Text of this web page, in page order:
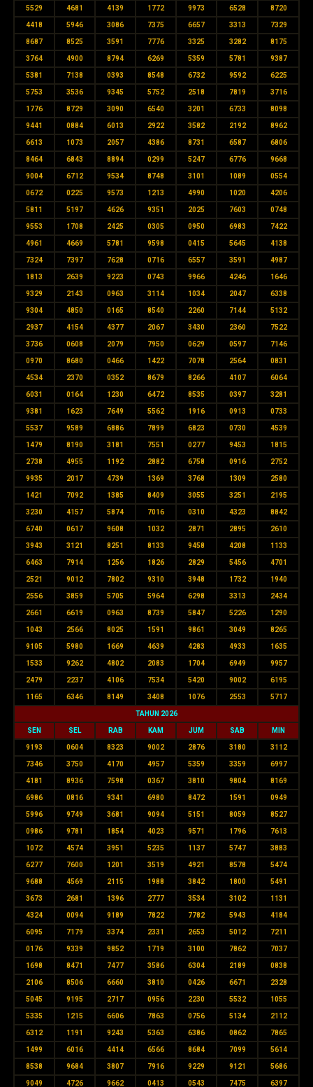
5529 4681 4139 1772 9973 6528 8720
4418 5946 3086 7375 6657 3313 7329
8687 8525 3591 7776 3325 3282 8175
3764 4900 8794 6269 5359 5781 9387
5381 7138 0393 8548 6732 9592 6225
5753 3536 9345 5752 2518 7819 3716
1776 8729 3090 6540 3201 6733 8098
9441 0884 6013 2922 3582 2192 8962
6613 1073 2057 4386 8731 6587 6806
8464 6843 8894 0299 5247 6776 9668
9004 6712 9534 8748 3101 1089 0554
0672 0225 9573 1213 4990 1020 4206
5811 5197 4626 9351 2025 7603 0748
9553 1708 2425 0305 0950 6983 7422
4961 4669 5781 9598 0415 5645 4138
7324 7397 7628 0716 6557 3591 4987
1813 2639 9223 0743 9966 4246 1646
9329 2143 0963 3114 1034 2047 6338
9304 4850 0165 8540 2260 7144 5132
2937 4154 4377 2067 3430 2360 7522
3736 0608 2079 7950 0629 0597 7146
0970 8680 0466 1422 7078 2564 0831
4534 2370 0352 8679 8266 4107 6064
6031 0164 1230 6472 8535 0397 3281
9381 1623 7649 5562 1916 0913 0733
5537 9589 6886 7899 6823 0730 4539
1479 8190 3181 7551 0277 9453 1815
2738 4955 1192 2882 6758 0916 2752
9935 2017 4739 1369 3768 1309 2580
1421 7092 1385 8409 3055 3251 2195
3230 4157 5874 7016 0310 4323 8842
6740 0617 9608 1032 2871 2895 2610
3943 3121 8251 8133 9458 4208 1133
6463 7914 1256 1826 2829 5456 4701
2521 9012 7802 9310 3948 1732 1940
2556 3859 5705 5964 6298 3313 2434
2661 6619 0963 8739 5847 5226 1290
1043 2566 8025 1591 9861 3049 8265
9105 5980 1669 4639 4283 4933 1635
1533 9262 4802 2083 1704 6949 9957
2479 2237 4106 7534 5420 9002 6195
1165 6346 8149 3408 1076 2553 5717
TAHUN 2026
SEN SEL RAB KAM JUM SAB MIN
9193 0604 8323 9002 2876 3180 3112
7346 3750 4170 4957 5359 3359 6997
4181 8936 7598 0367 3810 9804 8169
6986 0816 9341 6980 8472 1591 0949
5996 9749 3681 9094 5151 8059 8527
0986 9781 1854 4023 9571 1796 7613
1072 4574 3951 5235 1137 5747 3883
6277 7600 1201 3519 4921 8578 5474
9688 4569 2115 1988 3842 1800 5491
3673 2681 1396 2777 3534 3102 1131
4324 0094 9189 7822 7782 5943 4184
6095 7179 3374 2331 2653 5012 7211
0176 9339 9852 1719 3100 7862 7037
1698 8471 7477 3586 6304 2189 0838
2106 8506 6660 3810 0426 6671 2328
5045 9195 2717 0956 2230 5532 1055
5335 1215 6606 7863 0756 5134 2112
6312 1191 9243 5363 6386 0862 7865
1499 6016 4414 6566 8684 7099 5614
8538 9684 3807 7916 9229 9121 5686
9049 4726 9662 0413 0543 7475 6397